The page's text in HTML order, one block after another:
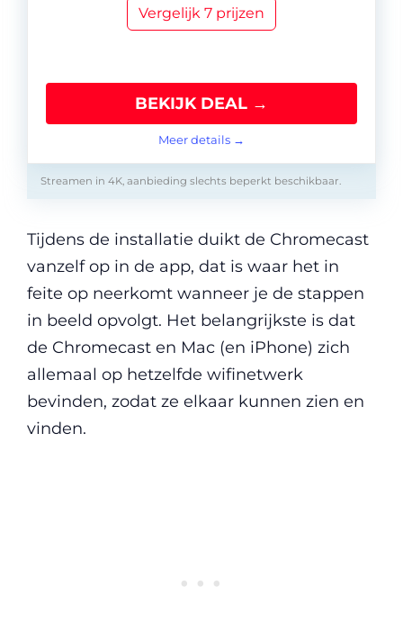
Vergelijk 7 prijzen
BEKIJK DEAL →
Meer details →
Streamen in 4K, aanbieding slechts beperkt beschikbaar.
Tijdens de installatie duikt de Chromecast
vanzelf op in de app, dat is waar het in
feite op neerkomt wanneer je de stappen
in beeld opvolgt. Het belangrijkste is dat
de Chromecast en Mac (en iPhone) zich
allemaal op hetzelfde wifinetwerk
bevinden, zodat ze elkaar kunnen zien en
vinden.